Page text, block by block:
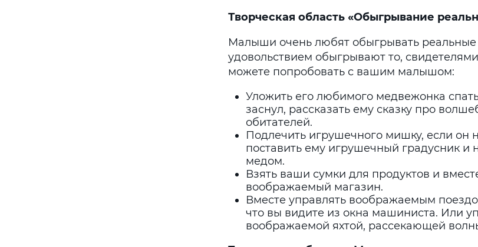
Творческая область «Обыгрывание
Малыши очень любят обыгрывать реальные
удовольствием обыгрывают то,
можете попробовать с вашим малышом:
Уложить его любимого медвежонка
заснул, рассказать ему сказку про
обитателей.
Подлечить игрушечного мишку, если он
поставить ему игрушечный градусник и
медом.
Взять ваши сумки для продуктов и
воображаемый магазин.
Вместе управлять воображаемым
что вы видите из окна машиниста. Или
воображаемой яхтой, рассекающей